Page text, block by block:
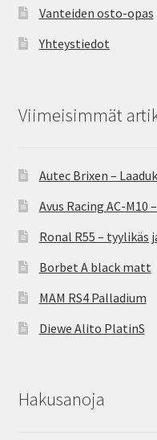
Vanteiden osto-opas
Yhteystiedot
Viimeisimmät
Autec Brixen –
Avus Racing AC-M10
Ronal R55 – tyylikäs
Borbet A black matt
MAM RS4 Palladium
Diewe Alito PlatinS
Hakusanoja